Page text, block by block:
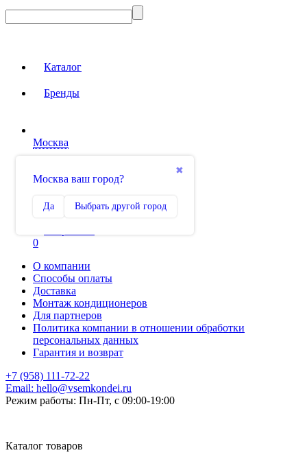
Каталог
Бренды
Москва
✖
Москва ваш город?
Да Выбрать другой город
Сравнение
0
О компании
Способы оплаты
Доставка
Монтаж кондиционеров
Для партнеров
Политика компании в отношении обработки
персональных данных
Гарантия и возврат
+7 (958) 111-72-22
Email: hello@vsemkondei.ru
Режим работы: Пн-Пт, с 09:00-19:00
Каталог товаров